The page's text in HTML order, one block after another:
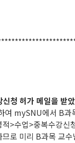
청 허가 메일을 받
여 mySNU에서 B
수업>중복수강신
로 미리 B과목 교